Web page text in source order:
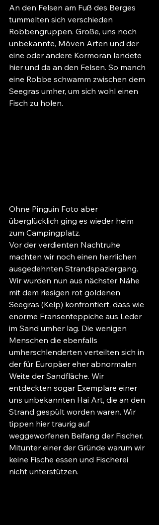
An den Felsen am Fuß des Berges
tummelten sich verschieden
Robbengruppen. Große, uns noch
unbekannte, Möven Arten und der
eine oder andere Kormoran landete
hier und da an den Felsen. So manch
eine Robbe schwamm zwischen dem
Seegras umher, um sich wohl einen
Fisch zu holen.
Ohne Pinguin Foto aber
überglücklich ging es wieder heim
zum Campingplatz.
Vor der verdienten Nachtruhe
machten wir noch einen herrlichen
ausgedehnten Strandspaziergang.
Wir wurden nun aus nächster Nähe
mit dem riesigen rot goldenen
Seegras (Kelp) konfrontiert, dass wie
enorme Fransenteppiche aus Leder
im Sand umher lag. Die wenigen
Menschen die ebenfalls
umherschlenderten verteilten sich in
der für Europäer eher abnormalen
Weite der Sandfläche. Wir
entdeckten sogar Exemplare einer
uns unbekannten Hai Art, die an den
Strand gespült worden waren. Wir
tippen hier traurig auf
weggeworfenen Beifang der Fischer.
Mitunter einer der Gründe warum wir
keine Fische essen und Fischerei
nicht unterstützen.